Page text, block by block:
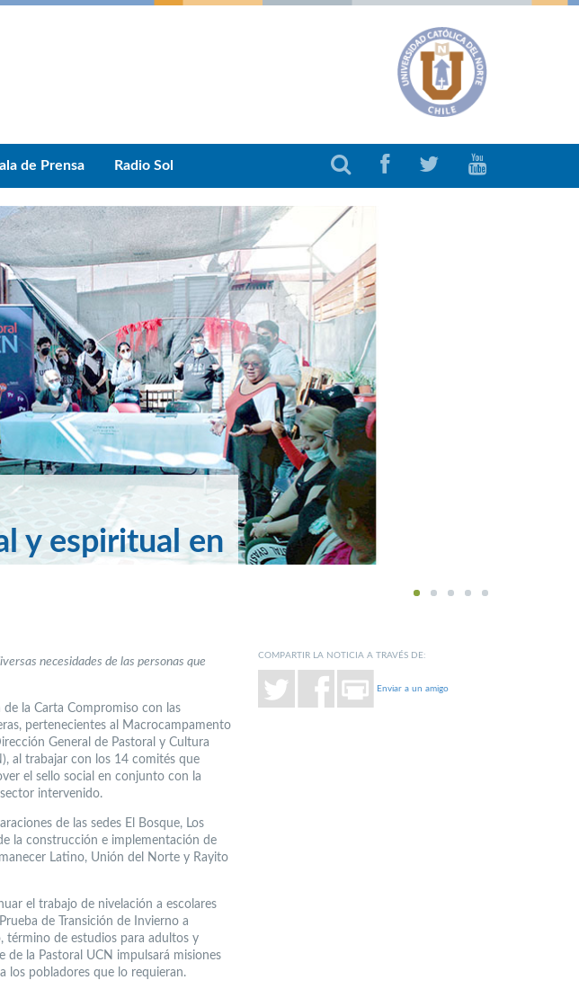
de Prensa Radio Sol
1 2 3 4 5
y espiritual en
necesidades de las personas que
la Carta Compromiso con las
pertenecientes al Macrocampamento
General de Pastoral y Cultura
al trabajar con los 14 comités que
el sello social en conjunto con la
intervenido.
de las sedes El Bosque, Los
la construcción e implementación de
Latino, Unión del Norte y Rayito
el trabajo de nivelación a escolares
de Transición de Invierno a
término de estudios para adultos y
de la Pastoral UCN impulsará misiones
los pobladores que lo requieran.
COMPARTIR LA NOTICIA A TRAVÉS DE:
Enviar a un amigo